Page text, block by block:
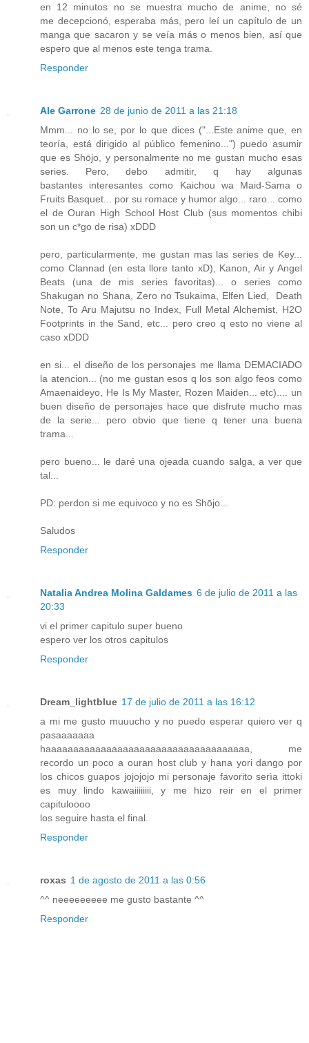
en 12 minutos no se muestra mucho de anime, no sé
me decepcionó, esperaba más, pero leí un capítulo de un
manga que sacaron y se veía más o menos bien, así que
espero que al menos este tenga trama.
Responder
Ale Garrone 28 de junio de 2011 a las 21:18
Mmm... no lo se, por lo que dices ("...Este anime que, en
teoría, está dirigido al público femenino...") puedo asumir
que es Shōjo, y personalmente no me gustan mucho esas
series. Pero, debo admitir, q hay algunas
bastantes interesantes como Kaichou wa Maid-Sama o
Fruits Basquet... por su romace y humor algo... raro... como
el de Ouran High School Host Club (sus momentos chibi
son un c*go de risa) xDDD
pero, particularmente, me gustan mas las series de Key...
como Clannad (en esta llore tanto xD), Kanon, Air y Angel
Beats (una de mis series favoritas)... o series como
Shakugan no Shana, Zero no Tsukaima, Elfen Lied, Death
Note, To Aru Majutsu no Index, Full Metal Alchemist, H2O
Footprints in the Sand, etc... pero creo q esto no viene al
caso xDDD
en si... el diseño de los personajes me llama DEMACIADO
la atencion... (no me gustan esos q los son algo feos como
Amaenaideyo, He Is My Master, Rozen Maiden... etc).... un
buen diseño de personajes hace que disfrute mucho mas
de la serie... pero obvio que tiene q tener una buena
trama...
pero bueno... le daré una ojeada cuando salga, a ver que
tal...
PD: perdon si me equivoco y no es Shōjo...
Saludos
Responder
Natalia Andrea Molina Galdames 6 de julio de 2011 a las
20:33
vi el primer capitulo super bueno
espero ver los otros capitulos
Responder
Dream_lightblue 17 de julio de 2011 a las 16:12
a mi me gusto muuucho y no puedo esperar quiero ver q
pasaaaaaaa
haaaaaaaaaaaaaaaaaaaaaaaaaaaaaaaaaaaaa, me
recordo un poco a ouran host club y hana yori dango por
los chicos guapos jojojojo mi personaje favorito serìa ittoki
es muy lindo kawaiiiiiiii, y me hizo reir en el primer
capituloooo
los seguire hasta el final.
Responder
roxas 1 de agosto de 2011 a las 0:56
^^ neeeeeeeee me gusto bastante ^^
Responder